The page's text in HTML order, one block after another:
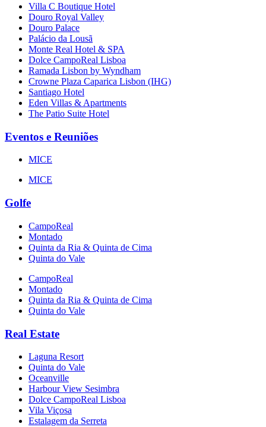
Villa C Boutique Hotel
Douro Royal Valley
Douro Palace
Palácio da Lousã
Monte Real Hotel & SPA
Dolce CampoReal Lisboa
Ramada Lisbon by Wyndham
Crowne Plaza Caparica Lisbon (IHG)
Santiago Hotel
Eden Villas & Apartments
The Patio Suite Hotel
Eventos e Reuniões
MICE
MICE
Golfe
CampoReal
Montado
Quinta da Ria & Quinta de Cima
Quinta do Vale
CampoReal
Montado
Quinta da Ria & Quinta de Cima
Quinta do Vale
Real Estate
Laguna Resort
Quinta do Vale
Oceanville
Harbour View Sesimbra
Dolce CampoReal Lisboa
Vila Viçosa
Estalagem da Serreta